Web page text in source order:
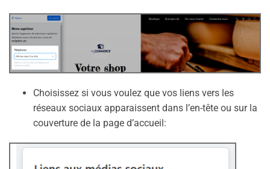
Choisissez si vous voulez que vos liens vers les
réseaux sociaux apparaissent dans l’en-tête ou sur la
couverture de la page d’accueil: